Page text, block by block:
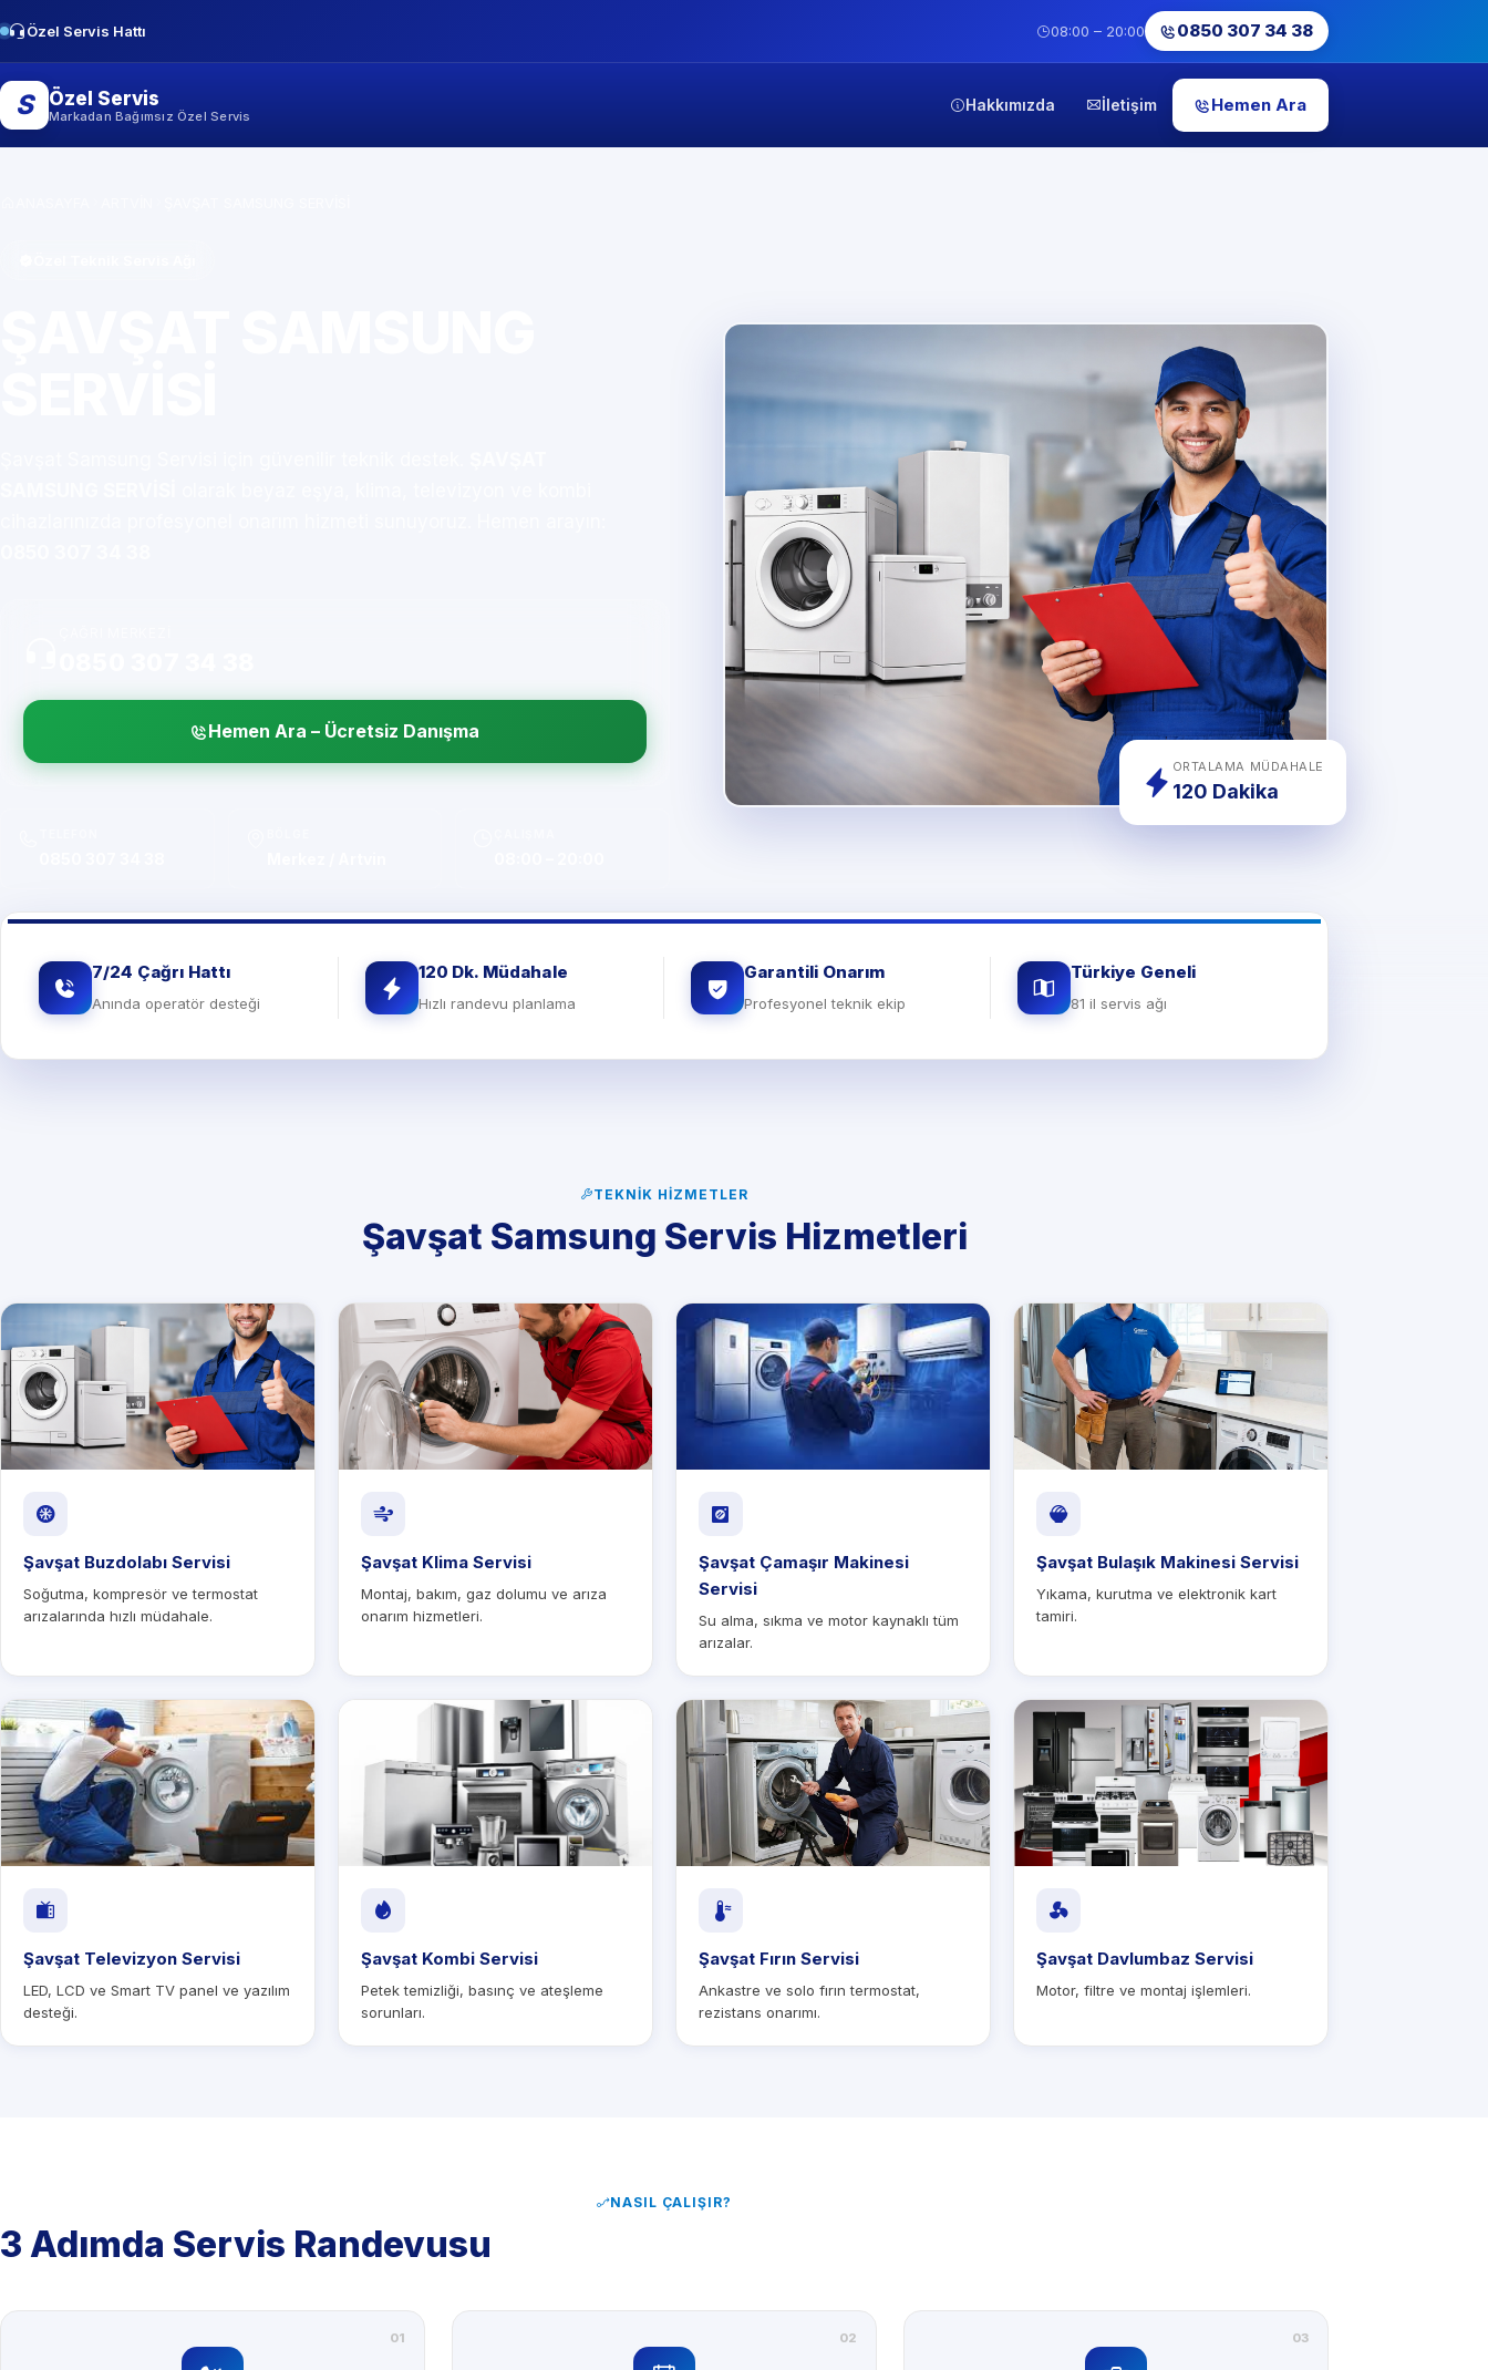
Özel Servis Hattı 08:00 – 20:00 0850 307 34 38
S Özel Servis
Markadan Bağımsız Özel Servis
Hakkımızda İletişim Hemen Ara
Hemen Ara – Ücretsiz Danışma
ORTALAMA MÜDAHALE
120 Dakika
7/24 Çağrı Hattı
Anında operatör desteği
120 Dk. Müdahale
Hızlı randevu planlama
Garantili Onarım
Profesyonel teknik ekip
Türkiye Geneli
81 il servis ağı
TEKNIK HIZMETLER
Şavşat Samsung Servis Hizmetleri
Şavşat Buzdolabı Servisi
Soğutma, kompresör ve termostat
arızalarında hızlı müdahale.
Şavşat Klima Servisi
Montaj, bakım, gaz dolumu ve arıza
onarım hizmetleri.
Şavşat Çamaşır Makinesi
Servisi
Su alma, sıkma ve motor kaynaklı tüm
arızalar.
Şavşat Bulaşık Makinesi Servisi
Yıkama, kurutma ve elektronik kart
tamiri.
Şavşat Televizyon Servisi
LED, LCD ve Smart TV panel ve yazılım
desteği.
Şavşat Kombi Servisi
Petek temizliği, basınç ve ateşleme
sorunları.
Şavşat Fırın Servisi
Ankastre ve solo fırın termostat,
rezistans onarımı.
Şavşat Davlumbaz Servisi
Motor, filtre ve montaj işlemleri.
NASIL ÇALIŞIR?
3 Adımda Servis Randevusu
01 02 03